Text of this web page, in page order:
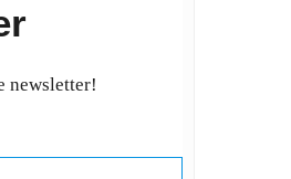
newsletter!